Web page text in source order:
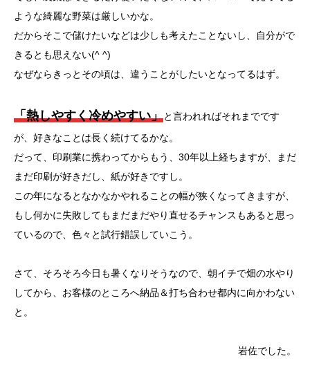
ような綺麗な野菜は厳しいかな。
だからそこで儲けたいなどは少しも考えたことないし、自分がで
きるとも思えない(^ ^)
なぜならきっとその頃は、違うことがしたいとなってるはず。
「熱しやすく冷めやすい」と言われればそれまでです
が、好きなことは長く続けてるかな。
だって、印刷業に携わってからもう、30年以上経ちますが、まだ
まだ印刷が好きだし、紙が好きですし。
この年になるとなかなかやれることの幅が狭くなってきますが、
もし何かに失敗してもまだまだやり直せるチャンスもあると思っ
ているので、色々と試行錯誤していこう。
さて、そろそろ今日も暑くなりそうなので、朝イチで畑の水やり
してから、お客様のところへ納品＆打ち合わせ都内に向かわない
と。
岩佐でした。